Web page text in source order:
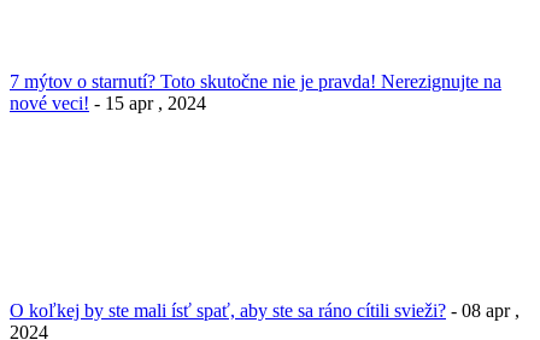
7 mýtov o starnutí? Toto skutočne nie je pravda! Nerezignujte na
nové veci! - 15 apr , 2024
O koľkej by ste mali ísť spať, aby ste sa ráno cítili svieži? - 08 apr ,
2024